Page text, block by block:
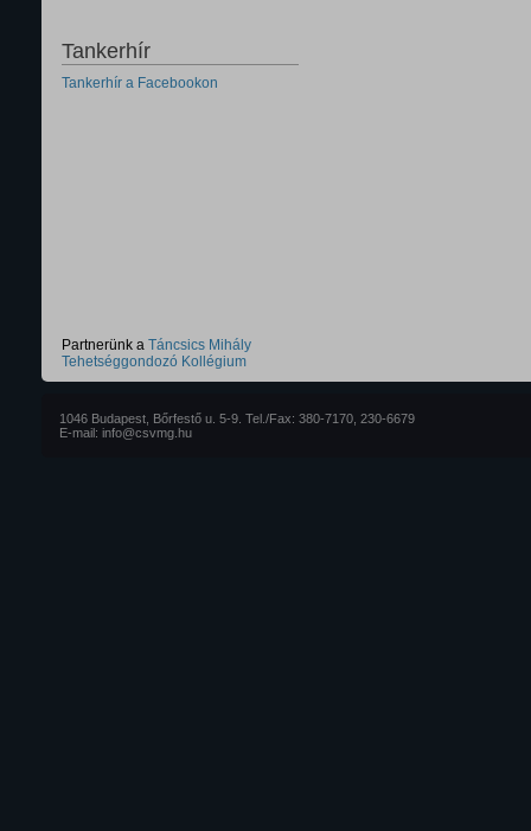
Tankerhír
Tankerhír a Facebookon
Partnerünk a Táncsics Mihály
Tehetséggondozó Kollégium
1046 Budapest, Bőrfestő u. 5-9. Tel./Fax: 380-7170, 230-6679
E-mail: info@csvmg.hu